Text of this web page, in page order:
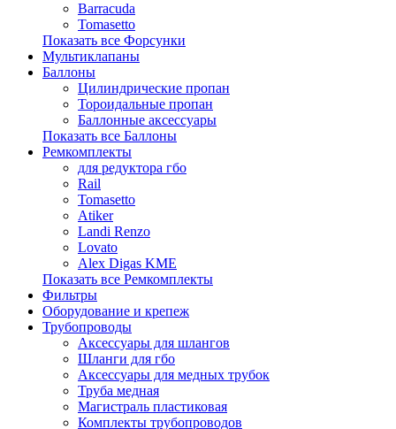
Barracuda
Tomasetto
Показать все Форсунки
Мультиклапаны
Баллоны
Цилиндрические пропан
Тороидальные пропан
Баллонные аксессуары
Показать все Баллоны
Ремкомплекты
для редуктора гбо
Rail
Tomasetto
Atiker
Landi Renzo
Lovato
Alex Digas KME
Показать все Ремкомплекты
Фильтры
Оборудование и крепеж
Трубопроводы
Аксессуары для шлангов
Шланги для гбо
Аксессуары для медных трубок
Труба медная
Магистраль пластиковая
Комплекты трубопроводов